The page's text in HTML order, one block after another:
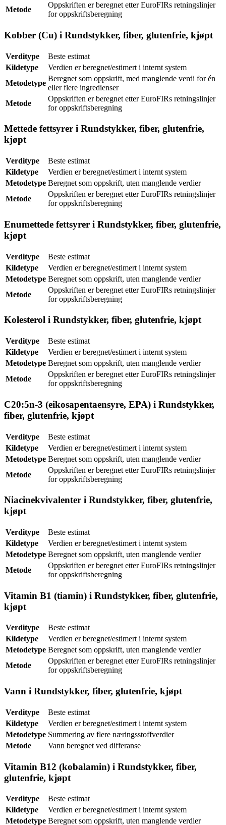
Metode
Oppskriften er beregnet etter EuroFIRs retningslinjer
for oppskriftsberegning
Kobber (Cu) i Rundstykker, fiber, glutenfrie, kjøpt
Verditype
Beste estimat
Kildetype
Verdien er beregnet/estimert i internt system
Metodetype
Beregnet som oppskrift, med manglende verdi for én
eller flere ingredienser
Metode
Oppskriften er beregnet etter EuroFIRs retningslinjer
for oppskriftsberegning
Mettede fettsyrer i Rundstykker, fiber, glutenfrie,
kjøpt
Verditype
Beste estimat
Kildetype
Verdien er beregnet/estimert i internt system
Metodetype Beregnet som oppskrift, uten manglende verdier
Metode
Oppskriften er beregnet etter EuroFIRs retningslinjer
for oppskriftsberegning
Enumettede fettsyrer i Rundstykker, fiber, glutenfrie,
kjøpt
Verditype
Beste estimat
Kildetype
Verdien er beregnet/estimert i internt system
Metodetype Beregnet som oppskrift, uten manglende verdier
Metode
Oppskriften er beregnet etter EuroFIRs retningslinjer
for oppskriftsberegning
Kolesterol i Rundstykker, fiber, glutenfrie, kjøpt
Verditype
Beste estimat
Kildetype
Verdien er beregnet/estimert i internt system
Metodetype Beregnet som oppskrift, uten manglende verdier
Metode
Oppskriften er beregnet etter EuroFIRs retningslinjer
for oppskriftsberegning
C20:5n-3 (eikosapentaensyre, EPA) i Rundstykker,
fiber, glutenfrie, kjøpt
Verditype
Beste estimat
Kildetype
Verdien er beregnet/estimert i internt system
Metodetype Beregnet som oppskrift, uten manglende verdier
Metode
Oppskriften er beregnet etter EuroFIRs retningslinjer
for oppskriftsberegning
Niacinekvivalenter i Rundstykker, fiber, glutenfrie,
kjøpt
Verditype
Beste estimat
Kildetype
Verdien er beregnet/estimert i internt system
Metodetype Beregnet som oppskrift, uten manglende verdier
Metode
Oppskriften er beregnet etter EuroFIRs retningslinjer
for oppskriftsberegning
Vitamin B1 (tiamin) i Rundstykker, fiber, glutenfrie,
kjøpt
Verditype
Beste estimat
Kildetype
Verdien er beregnet/estimert i internt system
Metodetype Beregnet som oppskrift, uten manglende verdier
Metode
Oppskriften er beregnet etter EuroFIRs retningslinjer
for oppskriftsberegning
Vann i Rundstykker, fiber, glutenfrie, kjøpt
Verditype
Beste estimat
Kildetype
Verdien er beregnet/estimert i internt system
Metodetype Summering av flere næringsstoffverdier
Metode
Vann beregnet ved differanse
Vitamin B12 (kobalamin) i Rundstykker, fiber,
glutenfrie, kjøpt
Verditype
Beste estimat
Kildetype
Verdien er beregnet/estimert i internt system
Metodetype Beregnet som oppskrift, uten manglende verdier